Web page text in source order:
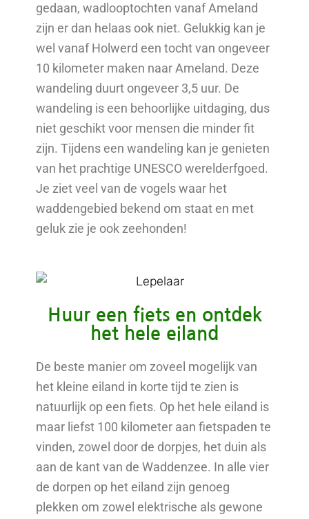
gedaan, wadlooptochten vanaf Ameland
zijn er dan helaas ook niet. Gelukkig kan je
wel vanaf Holwerd een tocht van ongeveer
10 kilometer maken naar Ameland. Deze
wandeling duurt ongeveer 3,5 uur. De
wandeling is een behoorlijke uitdaging, dus
niet geschikt voor mensen die minder fit
zijn. Tijdens een wandeling kan je genieten
van het prachtige UNESCO werelderfgoed.
Je ziet veel van de vogels waar het
waddengebied bekend om staat en met
geluk zie je ook zeehonden!
Huur een fiets en ontdek
het hele eiland
De beste manier om zoveel mogelijk van
het kleine eiland in korte tijd te zien is
natuurlijk op een fiets. Op het hele eiland is
maar liefst 100 kilometer aan fietspaden te
vinden, zowel door de dorpjes, het duin als
aan de kant van de Waddenzee. In alle vier
de dorpen op het eiland zijn genoeg
plekken om zowel elektrische als gewone